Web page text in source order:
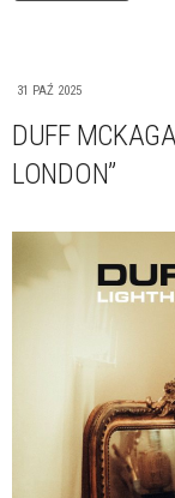
31 PAŹ 2025
DUFF
LONDON”